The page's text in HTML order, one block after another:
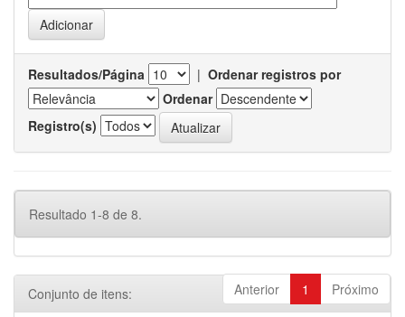
Resultados/Página | Ordenar registros por
Ordenar
Registro(s)
Resultado 1-8 de 8.
Anterior 1 Próximo
Conjunto de itens: